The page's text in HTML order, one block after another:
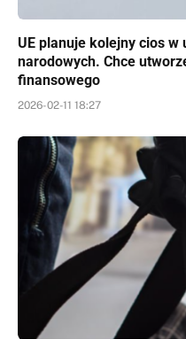
UE planuje kolejny cios
narodowych. Chce
finansowego
2026-02-11 18:27